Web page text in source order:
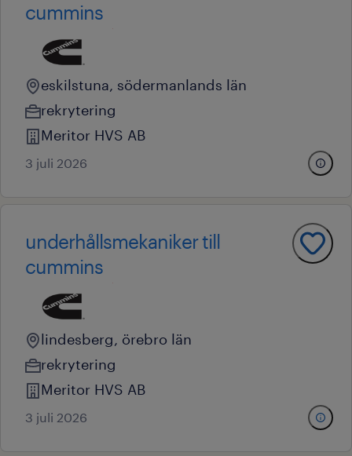
cummins
eskilstuna, södermanlands län
rekrytering
Meritor HVS AB
3 juli 2026
underhållsmekaniker till
cummins
lindesberg, örebro län
rekrytering
Meritor HVS AB
3 juli 2026